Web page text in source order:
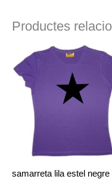
Productes
samarreta lila estel negre